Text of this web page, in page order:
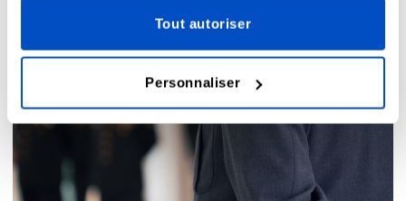
Tout autoriser
Personnaliser